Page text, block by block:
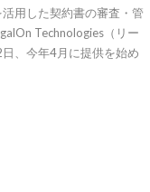
用した契約書の審査・管
Technologies（リー
、今年4月に提供を始め